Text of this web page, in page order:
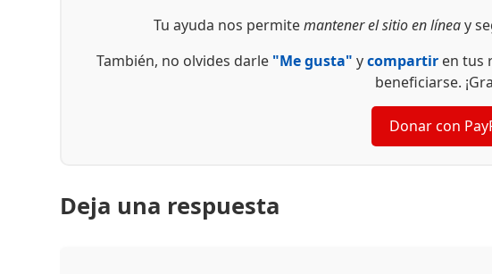
Tu ayuda nos permitemantener el sitio en líneay
También, no olvides darle "Me gusta" ycompartiren tus
beneficiarse.
Donar con
Deja una respuesta